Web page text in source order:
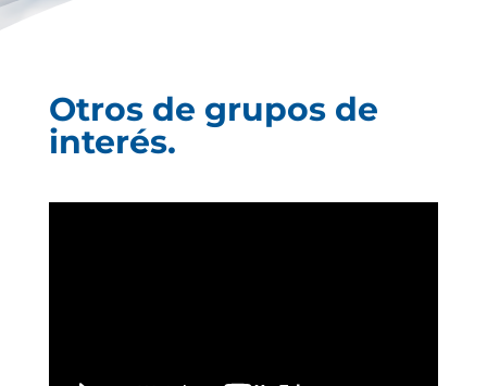
Otros de grupos de
interés.